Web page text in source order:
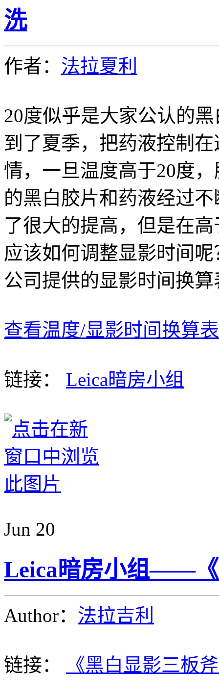
洗
作者： 法拉夏利
20度似乎是大家公认的
到了夏季，把药液控制
情，一旦温度高于20度
的黑白胶片和药液经过
了很大的提高，但是在
应该如何调整显影时间
公司提供的显影时间换
查看温度/显影时间换算
链接： Leica暗房小组
Jun 20
Leica暗房小组——《
Author： 法拉吉利
链接： 《黑白显影三板